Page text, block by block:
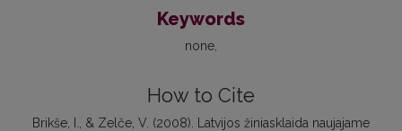
Keywords
none
How to Cite
Brikše, I., & Zelče, V. (2008). Latvijos žiniasklaida naujajame